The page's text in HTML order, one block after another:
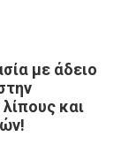
με άδειο
και